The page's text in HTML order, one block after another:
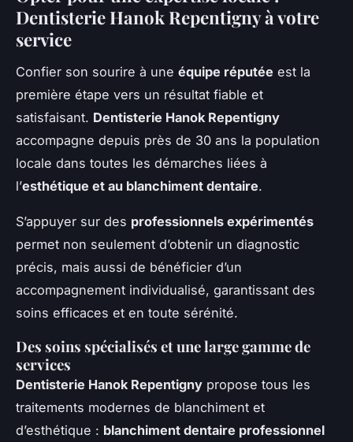
Dentisterie Hanok Repentigny à votre
service
Confier son sourire à une équipe réputée est la
première étape vers un résultat fiable et
satisfaisant. Dentisterie Hanok Repentigny
accompagne depuis près de 30 ans la population
locale dans toutes les démarches liées à
l’esthétique et au blanchiment dentaire.
S’appuyer sur des professionnels expérimentés
permet non seulement d’obtenir un diagnostic
précis, mais aussi de bénéficier d’un
accompagnement individualisé, garantissant des
soins efficaces et en toute sérénité.
Des soins spécialisés et une large gamme de
services
Dentisterie Hanok Repentigny propose tous les
traitements modernes de blanchiment et
d’esthétique : blanchiment dentaire professionnel